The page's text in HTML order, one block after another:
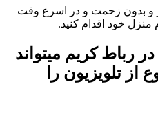
و بدون زحمت و در اسرع وقت
منزل خود اقدام کنید.
رباط کریم میتواند
از تلویزیون را